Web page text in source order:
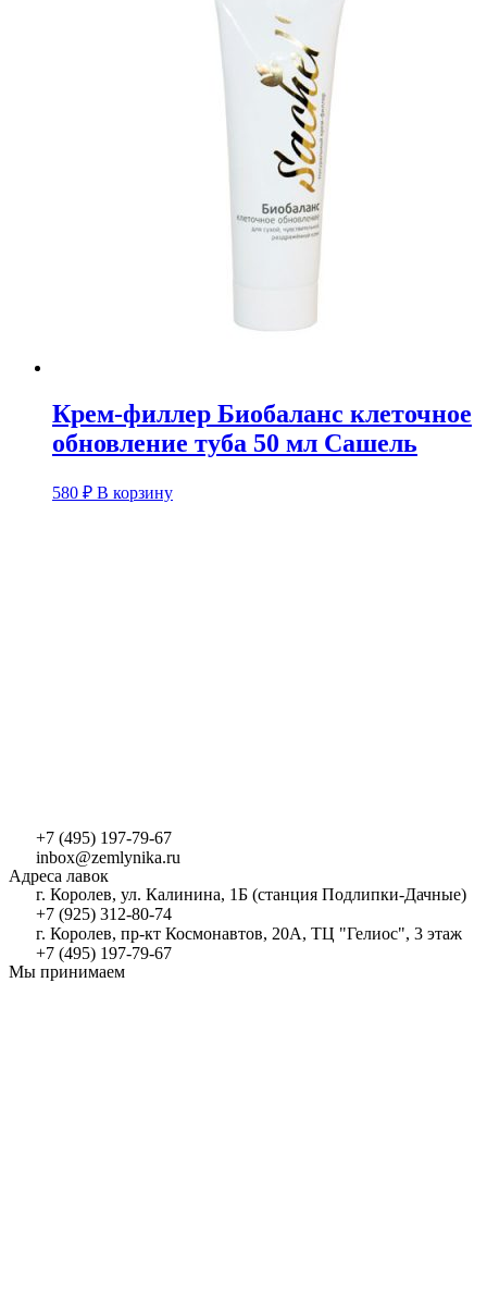
Крем-филлер Биобаланс клеточное
обновление туба 50 мл Сашель
580 ₽ В корзину
+7 (495) 197-79-67
inbox@zemlynika.ru
Адреса лавок
г. Королев, ул. Калинина, 1Б (станция Подлипки-Дачные)
+7 (925) 312-80-74
г. Королев, пр-кт Космонавтов, 20А, ТЦ "Гелиос", 3 этаж
+7 (495) 197-79-67
Мы принимаем